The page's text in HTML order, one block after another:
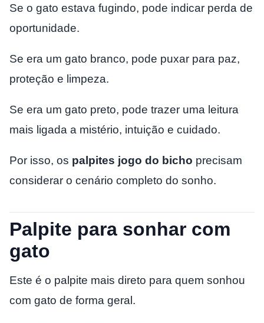
Se o gato estava fugindo, pode indicar perda de
oportunidade.
Se era um gato branco, pode puxar para paz,
proteção e limpeza.
Se era um gato preto, pode trazer uma leitura
mais ligada a mistério, intuição e cuidado.
Por isso, os palpites jogo do bicho precisam
considerar o cenário completo do sonho.
Palpite para sonhar com
gato
Este é o palpite mais direto para quem sonhou
com gato de forma geral.